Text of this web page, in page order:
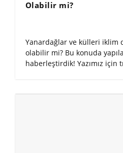
Olabilir mi?
Yanardağlar ve külleri iklim
olabilir mi? Bu konuda
haberleştirdik! Yazımız için